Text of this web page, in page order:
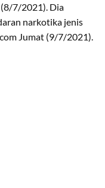
7/2021). Dia
narkotika jenis
Jumat (9/7/2021).